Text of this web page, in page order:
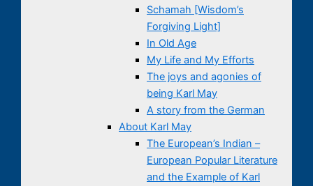
Schamah [Wisdom’s
Forgiving Light]
In Old Age
My Life and My Efforts
The joys and agonies of
being Karl May
A story from the German
About Karl May
The European’s Indian –
European Popular Literature
and the Example of Karl